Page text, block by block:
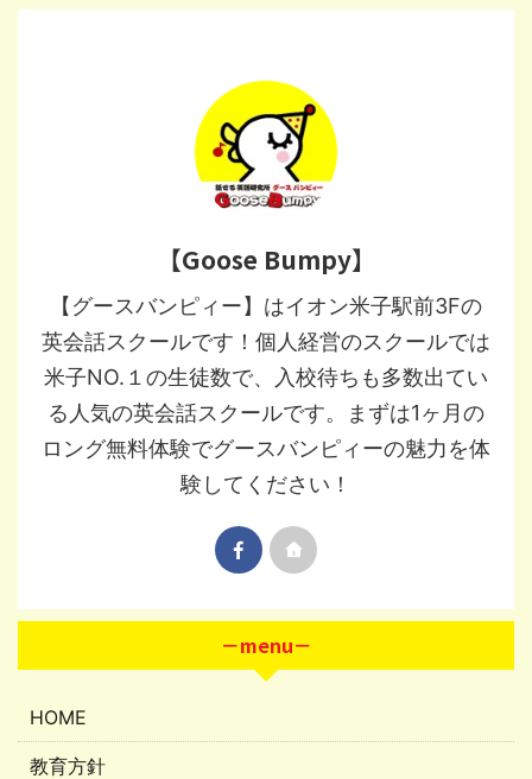
【Goose Bumpy】
【グースバンピィー】はイオン米子駅前3Fの
英会話スクールです！個人経営のスクールでは
米子NO.１の生徒数で、入校待ちも多数出てい
る人気の英会話スクールです。まずは1ヶ月の
ロング無料体験でグースバンピィーの魅力を体
験してください！
－menu－
HOME
教育方針